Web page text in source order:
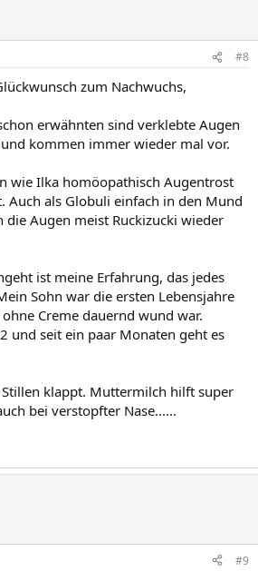
#8
zum Nachwuchs,
erwähnten sind verklebte Augen
kommen immer wieder mal vor.
wie Ilka homöopathisch Augentrost
Auch als Globuli einfach in den Mund
die Augen meist Ruckizucki wieder
ist meine Erfahrung, das jedes
Sohn war die ersten Lebensjahre
Creme dauernd wund war.
und seit ein paar Monaten geht es
klappt. Muttermilch hilft super
bei verstopfter Nase......
#9